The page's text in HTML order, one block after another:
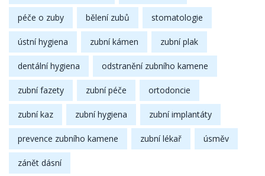
péče o zuby bělení zubů stomatologie
ústní hygiena zubní kámen zubní plak
dentální hygiena odstranění zubního kamene
zubní fazety zubní péče ortodoncie
zubní kaz zubní hygiena zubní implantáty
prevence zubního kamene zubní lékař úsměv
zánět dásní